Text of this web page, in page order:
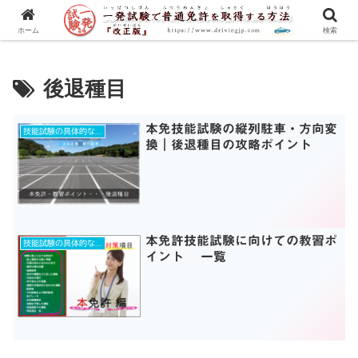
一発試験の流れから合格のコツまで、徹底解説！
後退種目
技能試験の具体的な練習ポイントとは？
本免技能試験の縦列駐車・方向変
換｜後退種目の攻略ポイント
技能試験の具体的な練習ポイントとは？
本免許技能試験に向けての教習ポ
イント 一覧
ホーム 検索